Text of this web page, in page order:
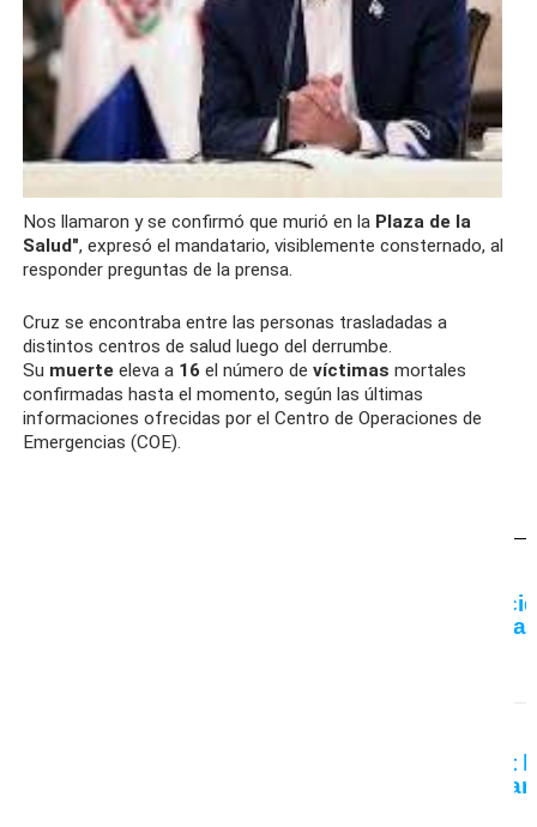
Nos llamaron y se confirmó que murió en la Plaza de la
Salud", expresó el mandatario, visiblemente consternado, al
responder preguntas de la prensa.
Cruz se encontraba entre las personas trasladadas a
distintos centros de salud luego del derrumbe.
Su muerteeleva a 16el número de víctimas mortales
confirmadas hasta el momento, según las últimas
informaciones ofrecidas por el Centro de Operaciones de
Emergencias (COE).
COE confirma 15
100 heridos en
Propietarios de Jet Set
tragedia y se